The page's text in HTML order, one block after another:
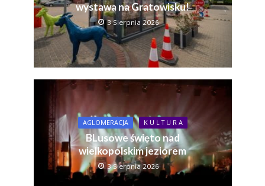
wystawa na Gratowisku!
3 Sierpnia 2026
AGLOMERACJA K U L T U R A
BLusowe święto nad
wielkopolskim jeziorem
3 Sierpnia 2026